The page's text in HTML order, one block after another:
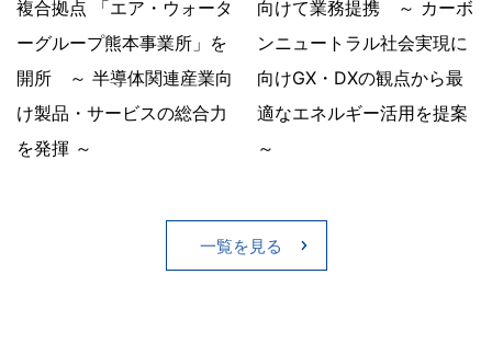
複合拠点 「エア・ウォータ
ーグループ熊本事業所」を
開所 ～ 半導体関連産業向
け製品・サービスの総合力
を発揮 ～
向けて業務提携 ～ カーボ
ンニュートラル社会実現に
向けGX・DXの観点から最
適なエネルギー活用を提案
～
一覧を見る